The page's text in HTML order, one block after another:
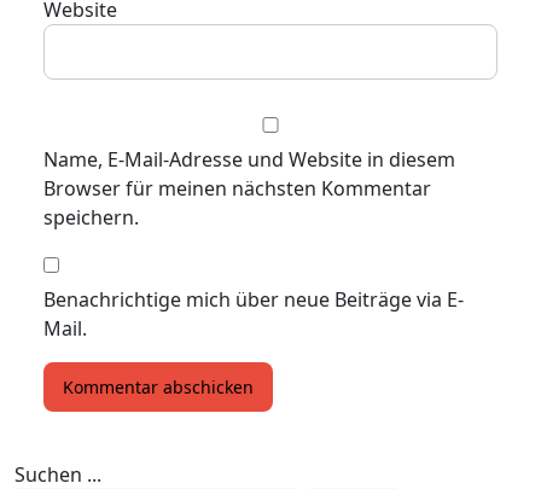
Website
Name, E-Mail-Adresse und Website in diesem
Browser für meinen nächsten Kommentar
speichern.
Benachrichtige mich über neue Beiträge via E-
Mail.
Suchen ...